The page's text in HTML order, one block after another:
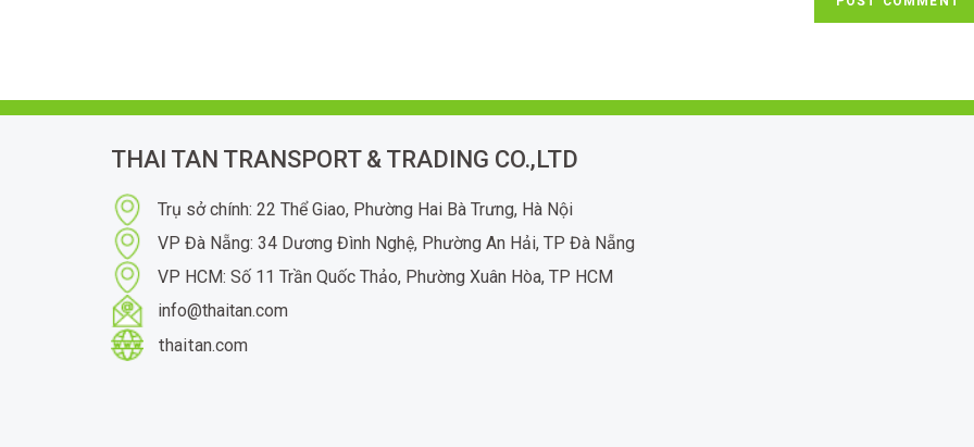
THAI TAN TRANSPORT & TRADING CO.,LTD
Trụ sở chính: 22 Thể Giao, Phường Hai Bà Trưng, Hà Nội
VP Đà Nẵng: 34 Dương Đình Nghệ, Phường An Hải, TP Đà Nẵng
VP HCM: Số 11 Trần Quốc Thảo, Phường Xuân Hòa, TP HCM
info@thaitan.com
thaitan.com